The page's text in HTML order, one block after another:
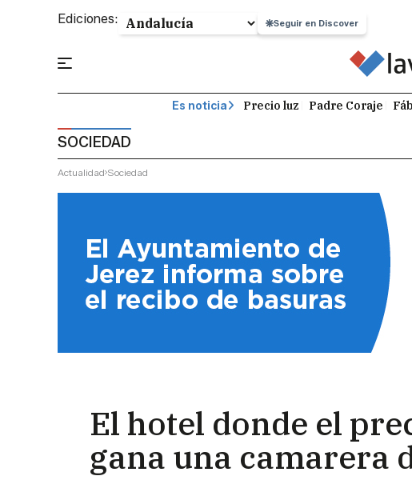
Ediciones: Seguir en Discover
Es noticia Precio luz Padre Coraje
SOCIEDAD
Actualidad Sociedad
El hotel donde el
gana una camarera